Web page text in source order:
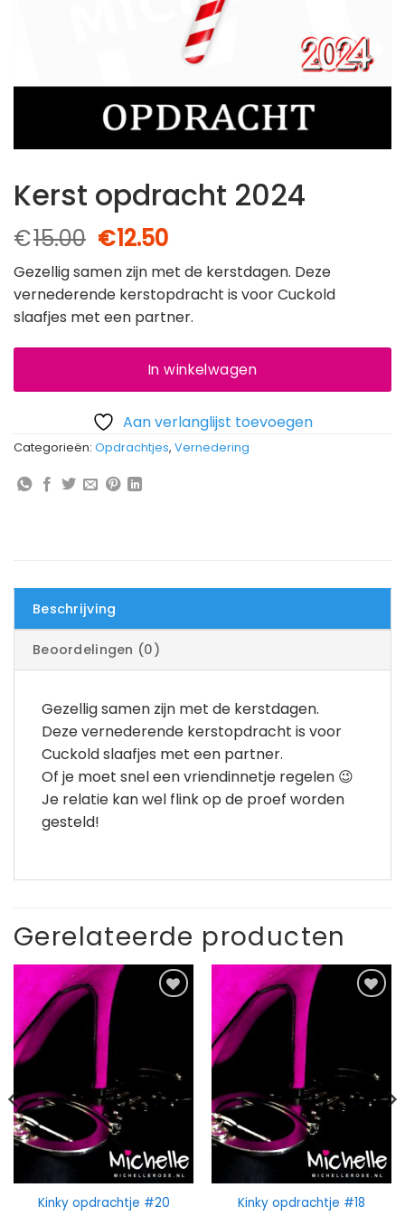
Kerst opdracht 2024
€15.00 Oorspronkelijke
prijs
was:
€15.00.
€12.50Huidige
prijs
is:
€12.50.
Gezellig samen zijn met de kerstdagen. Deze
vernederende kerstopdracht is voor Cuckold
slaafjes met een partner.
In winkelwagen
Aan verlanglijst toevoegen
Categorieën: Opdrachtjes, Vernedering
Beschrijving
Beoordelingen (0)
Gezellig samen zijn met de kerstdagen.
Deze vernederende kerstopdracht is voor
Cuckold slaafjes met een partner.
Of je moet snel een vriendinnetje regelen 😉
Je relatie kan wel flink op de proef worden
gesteld!
Gerelateerde producten
Kinky opdrachtje #20 Kinky opdrachtje #18